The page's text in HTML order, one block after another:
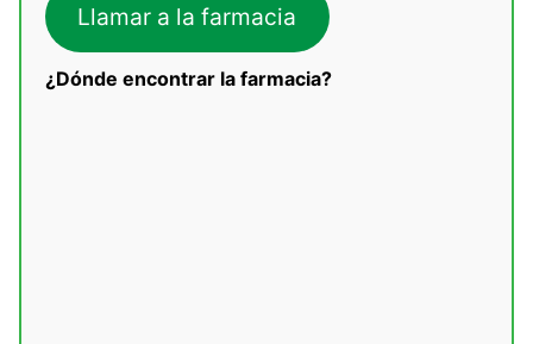
Llamar a la farmacia
¿Dónde encontrar la farmacia?